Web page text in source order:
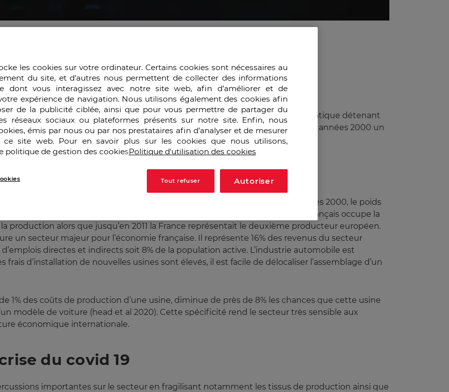
l’industrie automobile mondiale grâce à l’action de grands groupes emblématique détenant
Renault etc. Toutefois, le secteur automobile français connait depuis les années 2000 un
et une baisse de la production.
l'économie française
a diminué de 36% entre 2000 et 2018
. Depuis le début des années 2000, le poids
a été divisé par deux (13,1 % en 2000). En 2016, le secteur automobile français occupe la
production alors que jusqu’en 2011 la France représentait le deuxième producteur européen.
un secteur majeur pour l’économie française. Il représente 16% des revenus du secteur
directes et indirects soit 8% de la population active. L’industrie automobile est
d’installation de nouvelles usines sont élevés, il est facile de délocaliser l’assemblage d’un
1% des coûts de production d’une usine, diminue de près de 8% les chances que cette usine
modèle de voiture (head et al 2020). Cette spécificité rend le secteur très sensible aux
économique internationale.
du covid 19
importantes sur le secteur en fragilisant notamment les tissus de production ainsi que
les cookies sur votre ordinateur. Certains cookies sont nécessaires au
du site, et d’autres nous permettent de collecter des informations
dont vous interagissez avec notre site web, afin d’améliorer et de
expérience de navigation. Nous utilisons également des cookies afin
de la publicité ciblée, ainsi que pour vous permettre de partager du
réseaux sociaux ou plateformes présents sur notre site. Enfin, nous
émis par nous ou par nos prestataires afin d’analyser et de mesurer
ce site web. Pour en savoir plus sur les cookies que nous utilisons,
politique de gestion des cookiesPolitique d'utilisation des cookies
Tout refuser Autoriser